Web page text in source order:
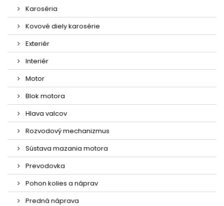
Karoséria
Kovové diely karosérie
Exteriér
Interiér
Motor
Blok motora
Hlava valcov
Rozvodový mechanizmus
Sústava mazania motora
Prevodovka
Pohon kolies a náprav
Predná náprava